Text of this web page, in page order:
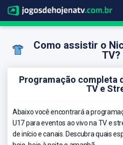
Como assistir o
TV?
Programação completa
TV e
Abaixo você encontrará a
U17 para eventos ao vivo na TV e
de início e canais. Descubra quais